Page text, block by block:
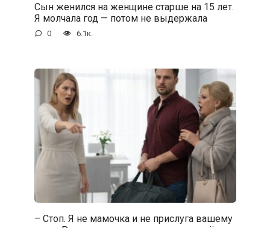
Сын женился на женщине старше на 15 лет.
Я молчала год — потом не выдержала
0 6.1к.
– Стоп. Я не мамочка и не прислуга вашему